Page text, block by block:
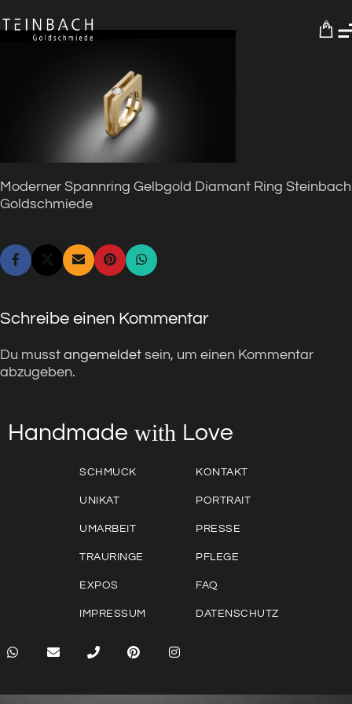
0
Moderner Spannring Gelbgold Diamant Ring Steinbach
Goldschmiede
Schreibe einen Kommentar
Du musst angemeldet sein, um einen Kommentar
abzugeben.
Handmade with Love
SCHMUCK
UNIKAT
UMARBEIT
TRAURINGE
EXPOS
IMPRESSUM
KONTAKT
PORTRAIT
PRESSE
PFLEGE
FAQ
DATENSCHUTZ